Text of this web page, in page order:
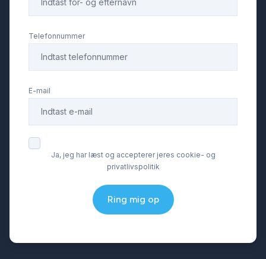
Telefonnummer
E-mail
Ja, jeg har læst og accepterer jeres cookie- og
privatlivspolitik
Ring mig op